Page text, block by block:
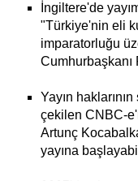
İngiltere'de
"Türkiye'nin eli
imparatorluğu
Cumhurbaşkanı
Yayın
çekilen CNBC-
Artunç
yayına